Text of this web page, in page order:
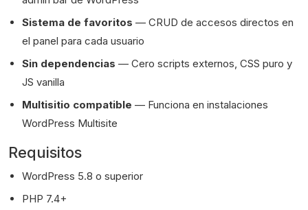
Sistema de favoritos — CRUD de accesos directos en
el panel para cada usuario
Sin dependencias — Cero scripts externos, CSS puro y
JS vanilla
Multisitio compatible — Funciona en instalaciones
WordPress Multisite
Requisitos
WordPress 5.8 o superior
PHP 7.4+